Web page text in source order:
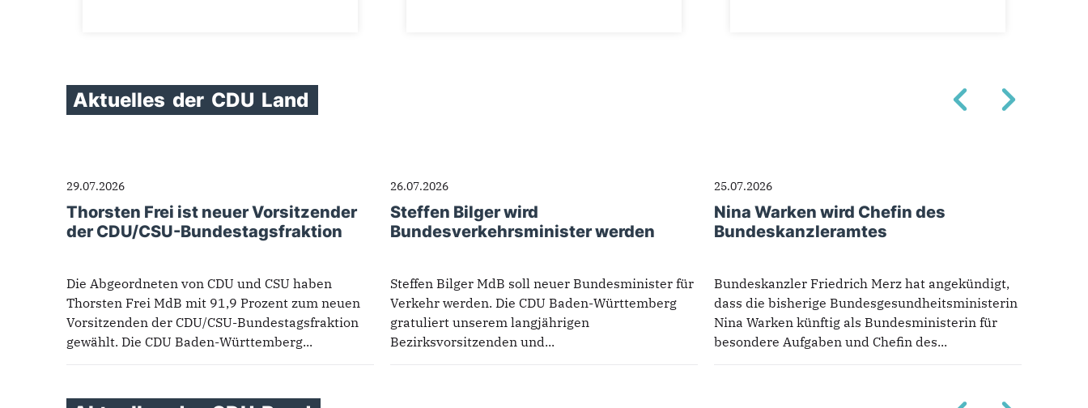
Aktuelles der CDU Land
29.07.2026
Thorsten Frei ist neuer Vorsitzender
der CDU/CSU-Bundestagsfraktion
Die Abgeordneten von CDU und CSU haben
Thorsten Frei MdB mit 91,9 Prozent zum neuen
Vorsitzenden der CDU/CSU-Bundestagsfraktion
gewählt. Die CDU Baden-Württemberg...
26.07.2026
Steffen Bilger wird
Bundesverkehrsminister werden
Steffen Bilger MdB soll neuer Bundesminister für
Verkehr werden. Die CDU Baden-Württemberg
gratuliert unserem langjährigen
Bezirksvorsitzenden und...
25.07.2026
Nina Warken wird Chefin des
Bundeskanzleramtes
Bundeskanzler Friedrich Merz hat angekündigt,
dass die bisherige Bundesgesundheitsministerin
Nina Warken künftig als Bundesministerin für
besondere Aufgaben und Chefin des...